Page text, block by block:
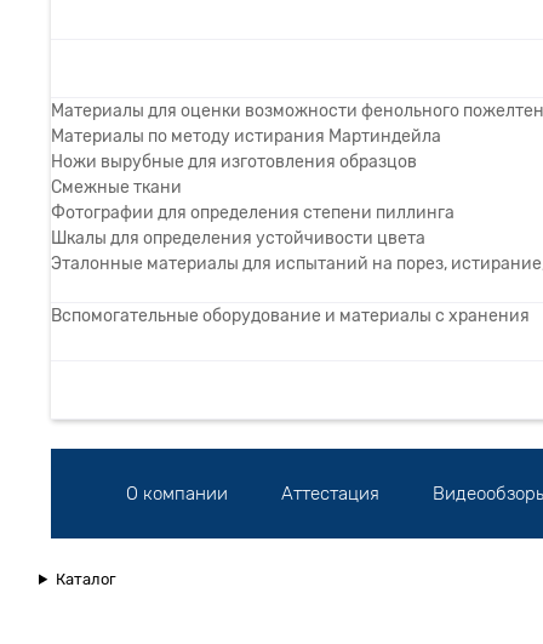
Материалы для оценки возможности фенольного
Материалы по методу истирания Мартиндейла
Ножи вырубные для изготовления образцов
Смежные ткани
Фотографии для определения степени пиллинга
Шкалы для определения устойчивости цвета
Эталонные материалы для испытаний на порез,
Вспомогательные оборудование и материалы с хранения
О компании Аттестация
Каталог